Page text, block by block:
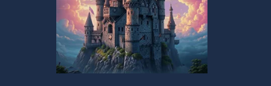
Бесплатное обучение